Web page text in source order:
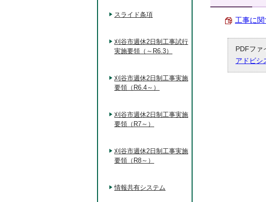
工事に関
PDFファ
アドビシ
スライド条項
刈谷市週休2日制工事試行
実施要領（～R6.3）
刈谷市週休2日制工事実施
要領（R6.4～）
刈谷市週休2日制工事実施
要領（R7～）
刈谷市週休2日制工事実施
要領（R8～）
情報共有システム